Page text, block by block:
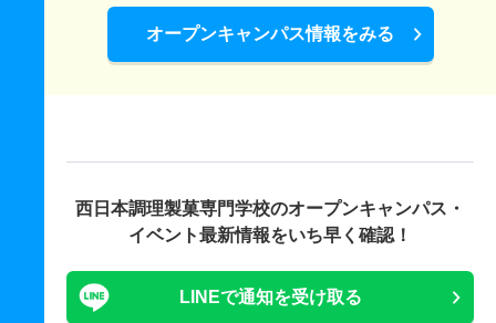
オープンキャンパス情報をみる
西日本調理製菓専門学校のオープンキャンパス・
イベント最新情報をいち早く確認！
LINEで通知を受け取る